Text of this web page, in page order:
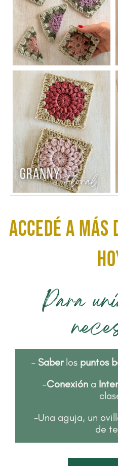
ACCEDÉ A
Para
– Saberlos puntos
–Conexión a
-Una aguja, un
de